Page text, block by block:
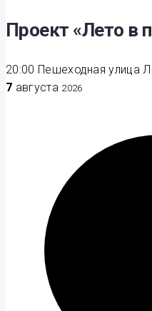
Проект «Лето в
20:00 Пешеходная улица
7 августа 2026